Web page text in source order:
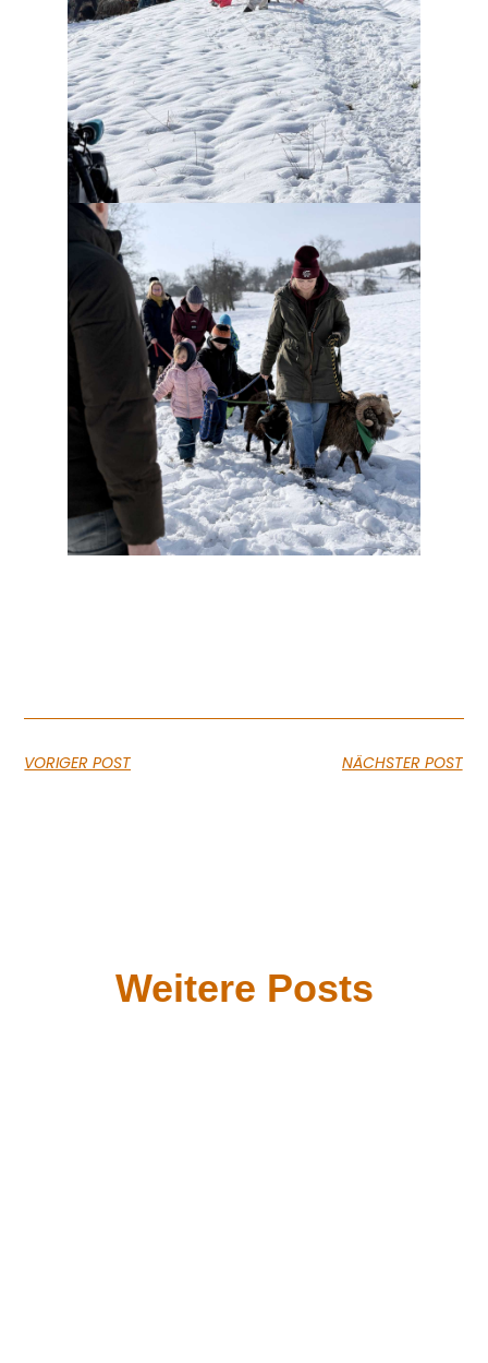
VORIGER POST NÄCHSTER POST
Weitere Posts